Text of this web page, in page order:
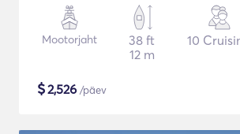
Mootorjaht
38 ft
12 m
10
$2,526 /päev